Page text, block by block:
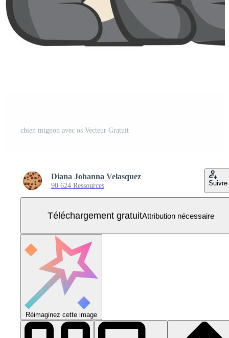
chien mignon avec os Vecteur Gratuit
Diana Johanna Velasquez
90 624 Ressources Suivre
Téléchargement gratuitAttribution nécessaire
Réimaginez cette image